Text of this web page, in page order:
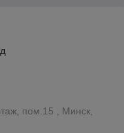
пом.15 , Минск,